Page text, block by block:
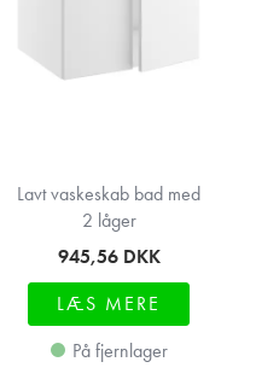
Lavt vaskeskab bad med
2 låger
945,56 DKK
LÆS MERE
På fjernlager